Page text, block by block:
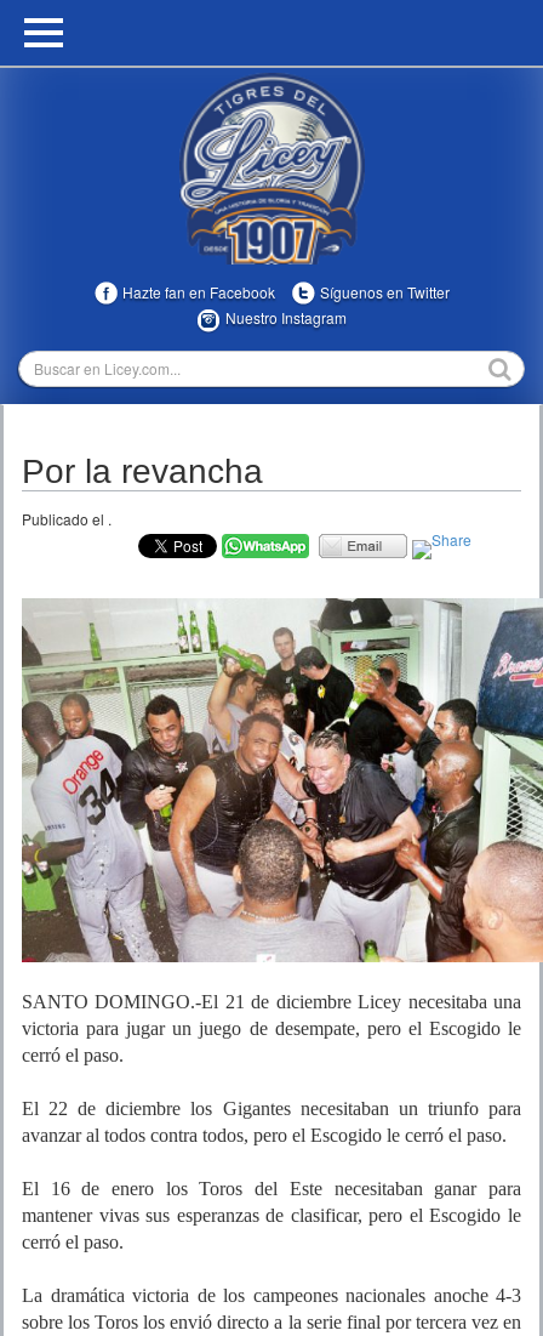
HOME
MULTIMEDIA
TEMPORADAS
Hazte fan en Facebook
Síguenos en Twitter
Nuestro Instagram
Por la revancha
Publicado el .
SANTO DOMINGO.-El 21 de diciembre Licey necesitaba una
victoria para jugar un juego de desempate, pero el Escogido le
cerró el paso.
El 22 de diciembre los Gigantes necesitaban un triunfo para
avanzar al todos contra todos, pero el Escogido le cerró el paso.
El 16 de enero los Toros del Este necesitaban ganar para
mantener vivas sus esperanzas de clasificar, pero el Escogido le
cerró el paso.
La dramática victoria de los campeones nacionales anoche 4-3
sobre los Toros los envió directo a la serie final por tercera vez en